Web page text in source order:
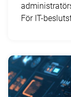
För IT-